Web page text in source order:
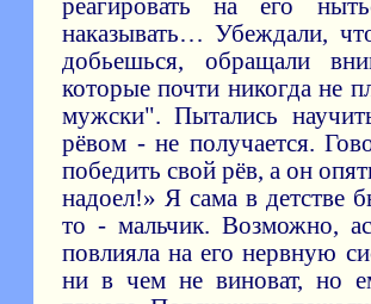
реагировать на его
наказывать… Убеждали,
добьешься, обращали
которые почти никогда не
мужски". Пытались
рёвом - не получается.
победить свой рёв, а он
надоел!» Я сама в детстве
то - мальчик. Возможно,
повлияла на его нервную
ни в чем не виноват, но